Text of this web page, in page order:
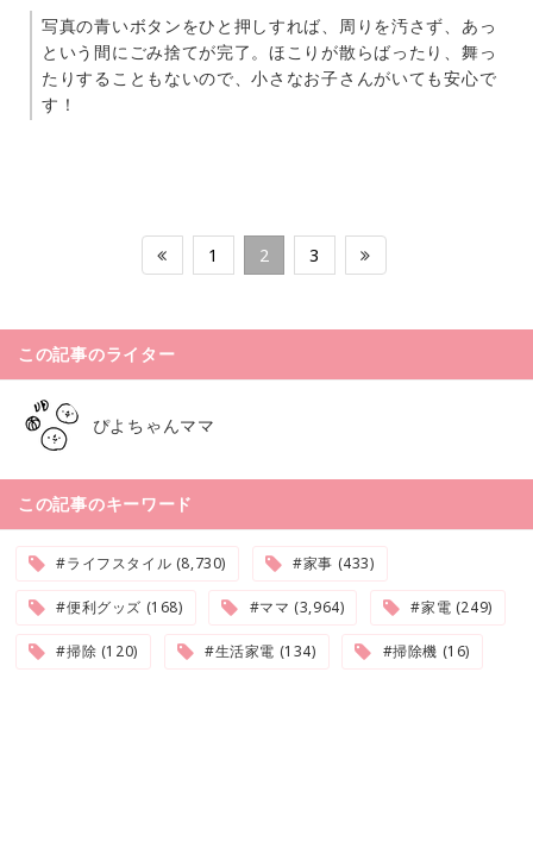
写真の青いボタンをひと押しすれば、周りを汚さず、あっ
という間にごみ捨てが完了。ほこりが散らばったり、舞っ
たりすることもないので、小さなお子さんがいても安心で
す！
1 2 3
この記事のライター
ぴよちゃんママ
この記事のキーワード
#ライフスタイル (8,730) #家事 (433)
#便利グッズ (168) #ママ (3,964) #家電 (249)
#掃除 (120) #生活家電 (134) #掃除機 (16)